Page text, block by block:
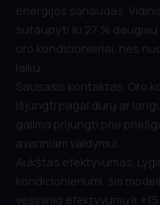
energijos sąnaudas.
sutaupyti iki 27 %
oro kondicionieriai, nes
laiku.
Sausasis kontaktas. Oro
išjungti pagal durų ar
galima prijungti prie
avariniam valdymui.
Aukštas efektyvumas.
kondicionieriumi, šis
vėsinimo efektyvumu ir